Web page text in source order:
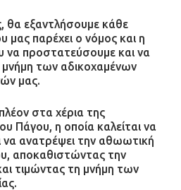
θα εξαντλήσουμε κάθε
μας παρέχει ο νόμος και η
να προστατεύσουμε και να
των αδικοχαμένων
μας.
στα χέρια της
Πάγου, η οποία καλείται να
να ανατρέψει την αθωωτική
αποκαθιστώντας την
τιμώντας τη μνήμη των